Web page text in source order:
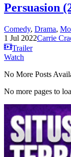
Persuasion
Comedy, Drama,
1 Jul 2022Carrie
Trailer
Watch
No More Posts
No more pages to